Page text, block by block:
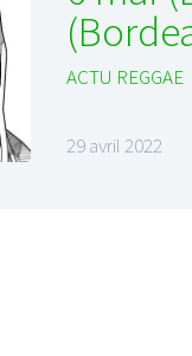
ACTU REGGAE
29 avril 2022